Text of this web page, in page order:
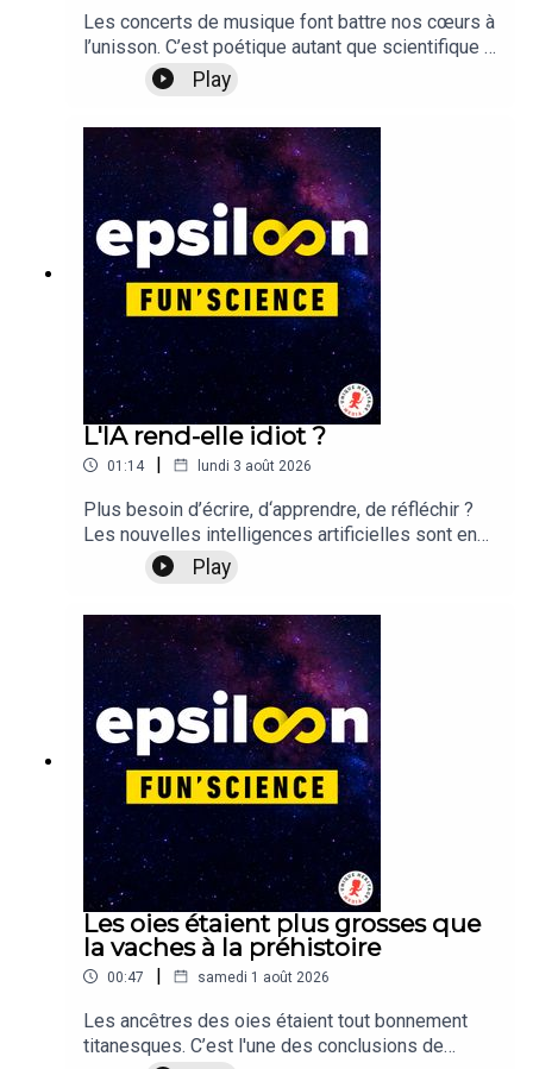
Les concerts de musique font battre nos cœurs à
l’unisson. C’est poétique autant que scientifique !
Des chercheurs ont fait une expérience, elle est
considérable.Les Fun Facts, c’est chaque mois
aussi réunis dans une collection de petits livres
qui tiennent dans la poche.
Play
L'IA rend-elle idiot ?
01:14 | lundi 3 août 2026
Plus besoin d’écrire, d‘apprendre, de ­réfléchir ?
Les nouvelles ­intelligences artificielles sont en
train de mettre sens dessus ­dessous l’école, au
point que certaines l’interdisent déjà. Les ­experts,
Codron, avec des infographies de Léa Desrayaud,
à retrouver dans Epsiloon #40, sur epsiloon.com.
Play
Les oies étaient plus grosses que
la vaches à la préhistoire
00:47 | samedi 1 août 2026
Les ancêtres des oies étaient tout bonnement
titanesques. C’est l'une des conclusions de